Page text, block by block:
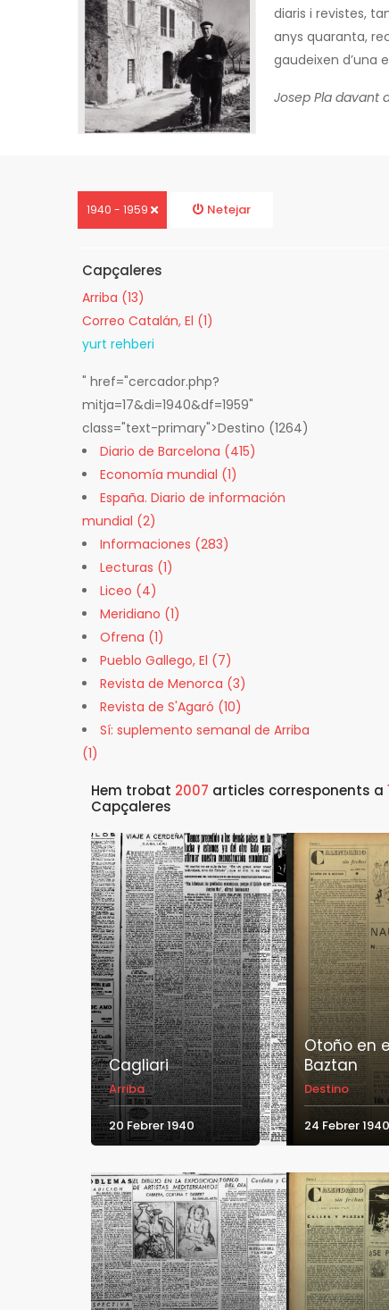
diaris i revistes,
anys quaranta,
gaudeixen d’una
Josep Pla davant
1940 - 1959 Netejar
Capçaleres
Arriba (13)
Correo Catalán, El (1)
yurt rehberi
" href="cercador.php?
mitja=17&di=1940&df=1959"
class="text-primary">Destino (1264)
Diario de Barcelona (415)
Economía mundial (1)
España. Diario de información
mundial (2)
Informaciones (283)
Lecturas (1)
Liceo (4)
Meridiano (1)
Ofrena (1)
Pueblo Gallego, El (7)
Revista de Menorca (3)
Revista de S'Agaró (10)
Sí: suplemento semanal de Arriba
(1)
Hem trobat 2007 articles corresponents a
Capçaleres
Cagliari
Arriba
20 Febrer 1940
Otoño en
Baztan
Destino
24 Febrer 1940